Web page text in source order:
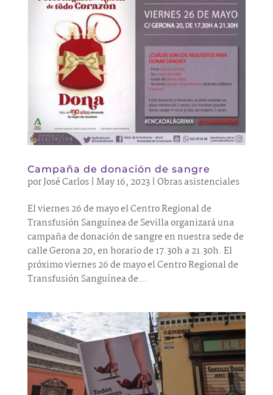
Campaña de donación de sangre
porJosé Carlos| May 16, 2023| Obras asistenciales
El viernes 26 de mayo el Centro Regional de
Transfusión Sanguínea de Sevilla organizará una
campaña de donación de sangre en nuestra sede de
calle Gerona 20, en horario de 17.30h a 21.30h. El
próximo viernes 26 de mayo el Centro Regional de
Transfusión Sanguínea de...